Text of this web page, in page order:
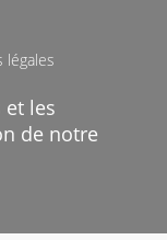
légales
et les
de notre